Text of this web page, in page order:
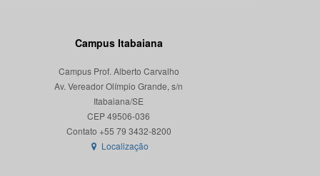
Campus Itabaiana
Campus Prof. Alberto Carvalho
Av. Vereador Olímpio Grande, s/n
Itabaiana/SE
CEP 49506-036
Localização